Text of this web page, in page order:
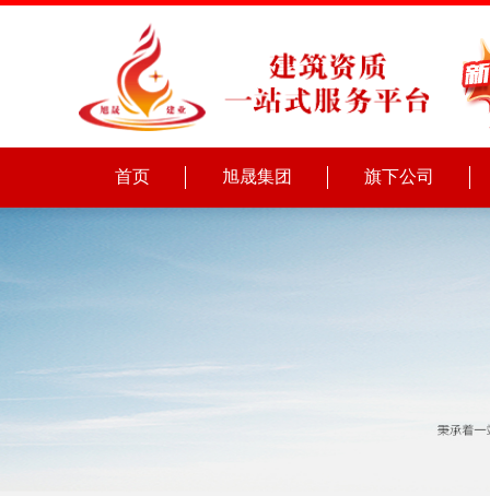
首页 旭晟集团 旗下公司